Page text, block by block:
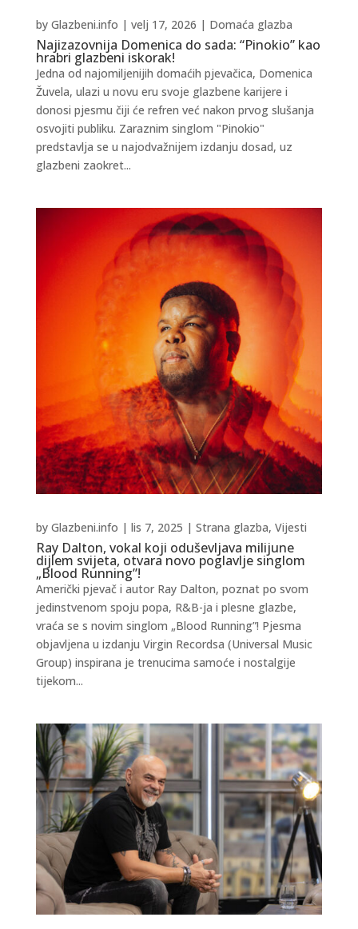
Najizazovnija Domenica do sada: “Pinokio” kao
hrabri glazbeni iskorak!
by Glazbeni.info | velj 17, 2026 | Domaća glazba
Jedna od najomiljenijih domaćih pjevačica, Domenica
Žuvela, ulazi u novu eru svoje glazbene karijere i
donosi pjesmu čiji će refren već nakon prvog slušanja
osvojiti publiku. Zaraznim singlom "Pinokio"
predstavlja se u najodvažnijem izdanju dosad, uz
glazbeni zaokret...
Ray Dalton, vokal koji oduševljava milijune
dijlem svijeta, otvara novo poglavlje singlom
„Blood Running”!
by Glazbeni.info | lis 7, 2025 | Strana glazba, Vijesti
Američki pjevač i autor Ray Dalton, poznat po svom
jedinstvenom spoju popa, R&B-ja i plesne glazbe,
vraća se s novim singlom „Blood Running”! Pjesma
objavljena u izdanju Virgin Recordsa (Universal Music
Group) inspirana je trenucima samoće i nostalgije
tijekom...